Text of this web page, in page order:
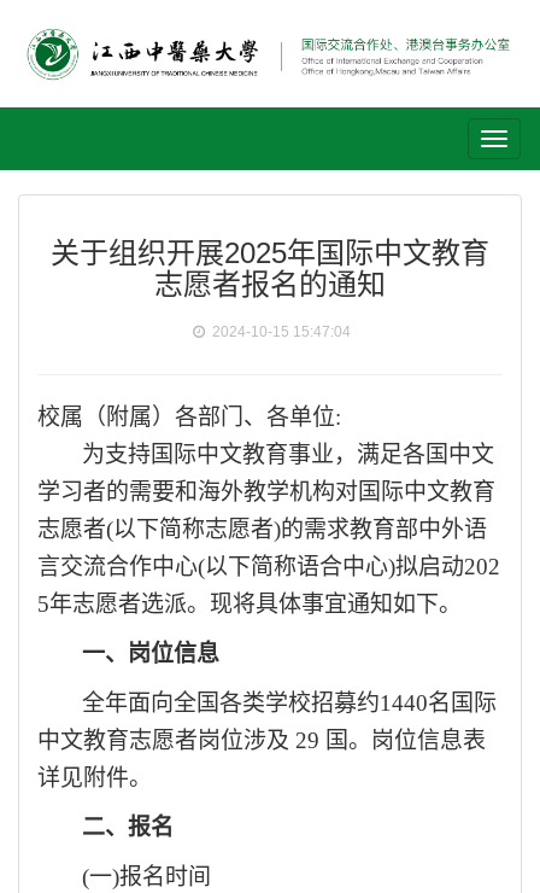
关于组织开展2025年国际中文教育
志愿者报名的通知
2024-10-15 15:47:04
校属（附属）各部门、各单位:
为支持国际中文教育事业，满足各国中文
学习者的需要和海外教学机构对国际中文教育
志愿者(以下简称志愿者)的需求教育部中外语
言交流合作中心(以下简称语合中心)拟启动202
5年志愿者选派。现将具体事宜通知如下。
一、岗位信息
全年面向全国各类学校招募约1440名国际
中文教育志愿者岗位涉及 29 国。岗位信息表
详见附件。
二、报名
(一)报名时间